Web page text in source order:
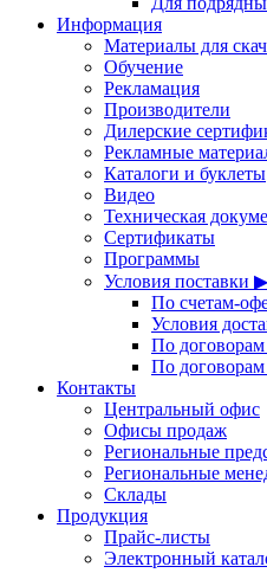
Информация
Материалы для
Обучение
Рекламация
Производители
Дилерские
Рекламные
Каталоги и буклеты
Видео
Техническая
Сертификаты
Программы
Условия поставки ▶
По счетам-
Условия
По договорам
По договорам
Контакты
Центральный офис
Офисы продаж
Региональные
Региональные
Склады
Продукция
Прайс-листы
Электронный